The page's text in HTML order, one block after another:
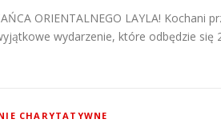
ORIENTALNEGO LAYLA!
wydarzenie, które odbędzie się
CHARYTATYWNE